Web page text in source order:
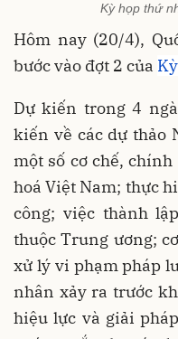
Kỳ họp thứ
Hôm nay (20/4),
bước vào đợt 2 của
Dự kiến trong 4
kiến về các dự thảo
một số cơ chế,
hoá Việt Nam; thực
công; việc thành
thuộc Trung ương;
xử lý vi phạm pháp
nhân xảy ra trước
hiệu lực và giải